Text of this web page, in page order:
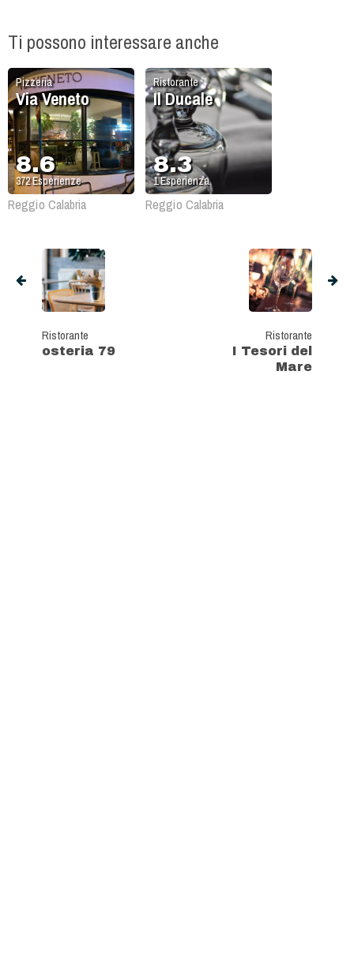
Ti possono interessare anche
Pizzeria
Via Veneto
8.6
372Esperienze
Reggio Calabria
Ristorante
Il Ducale
8.3
1Esperienza
Reggio Calabria
Ristorante
osteria 79
Ristorante
I Tesori del
Mare